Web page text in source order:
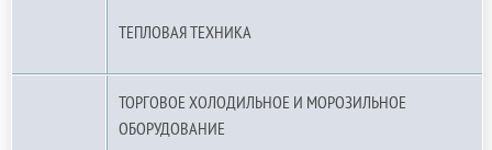
ТЕПЛОВАЯ ТЕХНИКА
ТОРГОВОЕ ХОЛОДИЛЬНОЕ И МОРОЗИЛЬНОЕ
ОБОРУДОВАНИЕ